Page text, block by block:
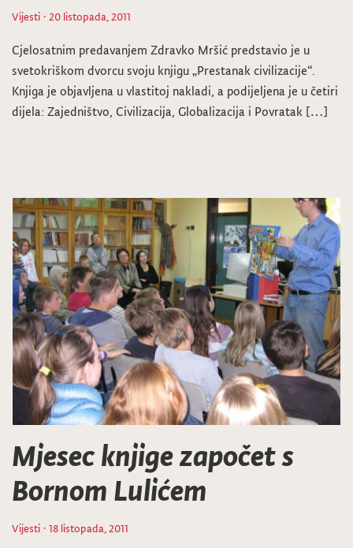
Vijesti · 20 listopada, 2011
Cjelosatnim predavanjem Zdravko Mršić predstavio je u
svetokriškom dvorcu svoju knjigu „Prestanak civilizacije“.
Knjiga je objavljena u vlastitoj nakladi, a podijeljena je u četiri
dijela: Zajedništvo, Civilizacija, Globalizacija i Povratak […]
Mjesec knjige započet s
Bornom Lulićem
Vijesti · 18 listopada, 2011